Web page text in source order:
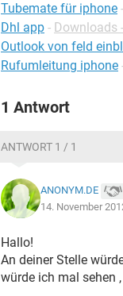
Tubemate für iphone -
Dhl app - Downloads
Outlook von feld
Rufumleitung iphone
1 Antwort
ANTWORT 1 / 1
ANONYM.DE
14. November
Hallo!
An deiner Stelle
würde ich mal sehen